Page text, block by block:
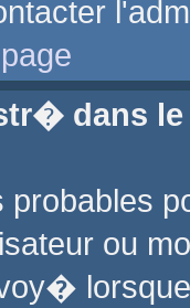
dans
probables
ou